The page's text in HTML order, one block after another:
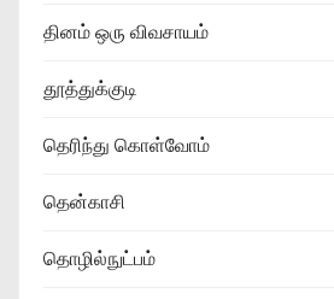
தினம் ஒரு விவசாயம்
தூத்துக்குடி
தெரிந்து கொள்வோம்
தென்காசி
தொழில்நுட்பம்